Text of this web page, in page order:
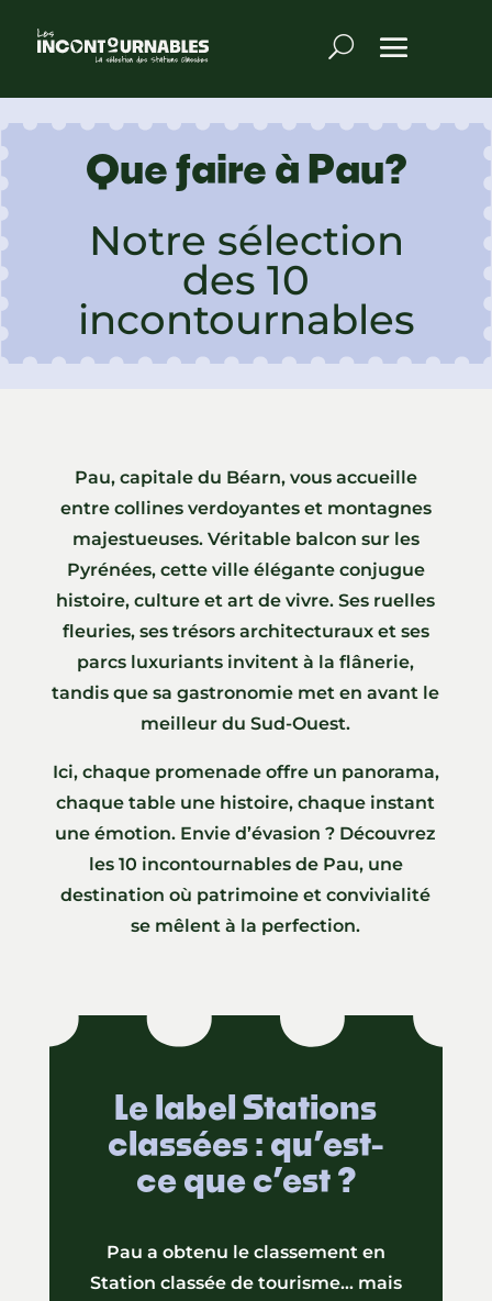
Que faire à Pau?
Notre sélection
des 10
incontournables
Pau, capitale du Béarn, vous accueille
entre collines verdoyantes et montagnes
majestueuses. Véritable balcon sur les
Pyrénées, cette ville élégante conjugue
histoire, culture et art de vivre. Ses ruelles
fleuries, ses trésors architecturaux et ses
parcs luxuriants invitent à la flânerie,
tandis que sa gastronomie met en avant le
meilleur du Sud-Ouest.
Ici, chaque promenade offre un panorama,
chaque table une histoire, chaque instant
une émotion. Envie d’évasion ? Découvrez
les 10 incontournables de Pau, une
destination où patrimoine et convivialité
se mêlent à la perfection.
Le label Stations
classées : qu’est-
ce que c’est ?
Pau a obtenu le classement en
Station classée de tourisme… mais